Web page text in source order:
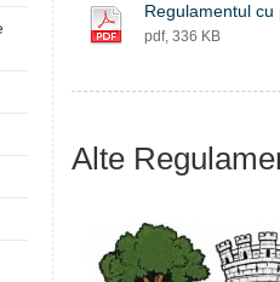
Regulamentul
pdf, 336 KB
Alte